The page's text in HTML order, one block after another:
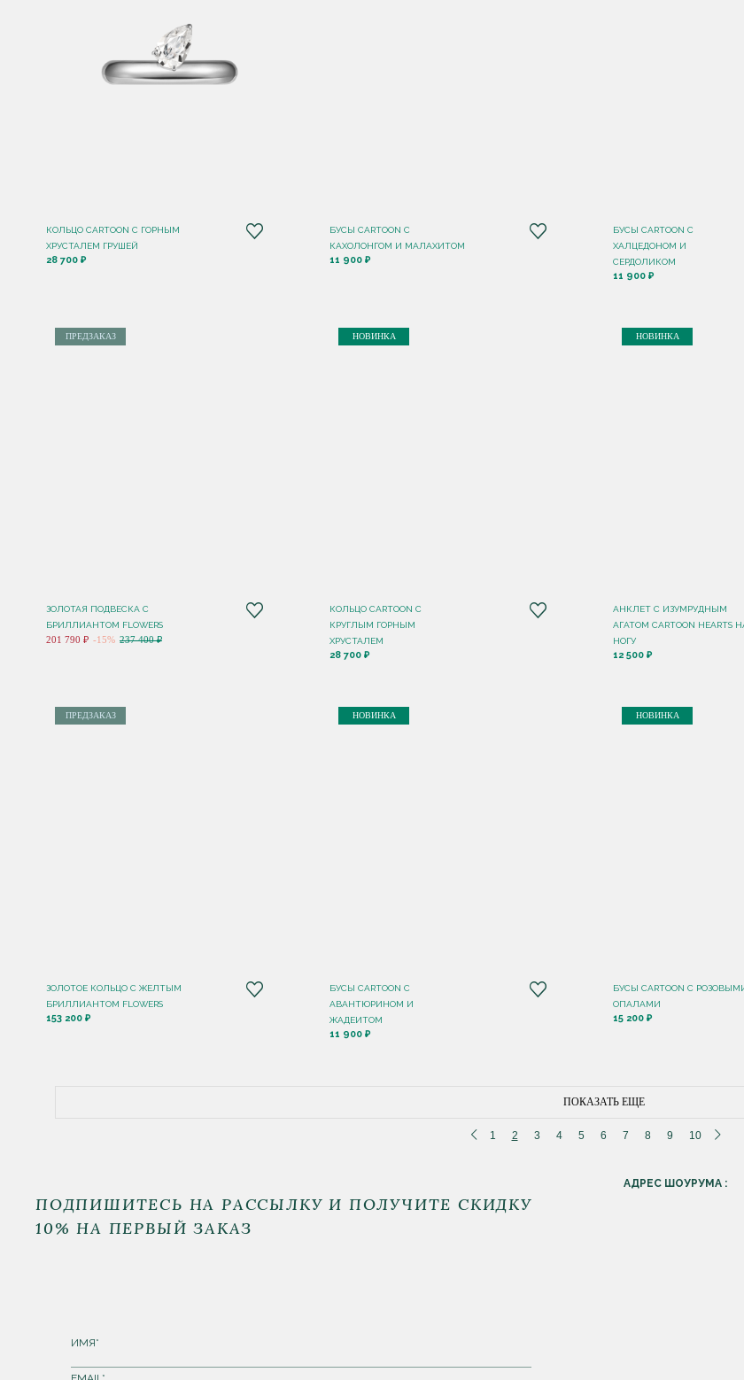
КОЛЬЦО CARTOON C ГОРНЫМ
ХРУСТАЛЕМ ГРУШЕЙ
28 700 ₽
БУСЫ CARTOON С
КАХОЛОНГОМ И МАЛАХИТОМ
11 900 ₽
БУСЫ CARTOON С
ХАЛЦЕДОНОМ И
СЕРДОЛИКОМ
11 900 ₽
ПРЕДЗАКАЗ
ЗОЛОТАЯ ПОДВЕСКА С
БРИЛЛИАНТОМ FLOWERS
201 790 ₽ -15% 237 400 ₽
НОВИНКА
КОЛЬЦО CARTOON C
КРУГЛЫМ ГОРНЫМ
ХРУСТАЛЕМ
28 700 ₽
НОВИНКА
АНКЛЕТ С ИЗУМРУДНЫМ
АГАТОМ CARTOON HEARTS
НОГУ
12 500 ₽
ПРЕДЗАКАЗ
ЗОЛОТОЕ КОЛЬЦО С ЖЕЛТЫМ
БРИЛЛИАНТОМ FLOWERS
153 200 ₽
НОВИНКА
БУСЫ CARTOON С
АВАНТЮРИНОМ И
ЖАДЕИТОМ
11 900 ₽
НОВИНКА
БУСЫ CARTOON С
ОПАЛАМИ
15 200 ₽
ПОКАЗАТЬ ЕЩЕ
1 2 3 4 5 6 7 8 9 10
ПОДПИШИТЕСЬ НА РАССЫЛКУ И ПОЛУЧИТЕ СКИДКУ
10% НА ПЕРВЫЙ ЗАКАЗ
АДРЕС ШОУРУМА :